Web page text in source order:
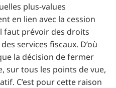
plus-values
en lien avec la cession
faut prévoir des droits
services fiscaux. D’où
la décision de fermer
sur tous les points de vue,
C’est pour cette raison